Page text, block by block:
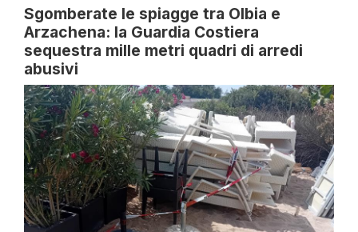
Sgomberate le spiagge tra Olbia e
Arzachena: la Guardia Costiera
sequestra mille metri quadri di arredi
abusivi